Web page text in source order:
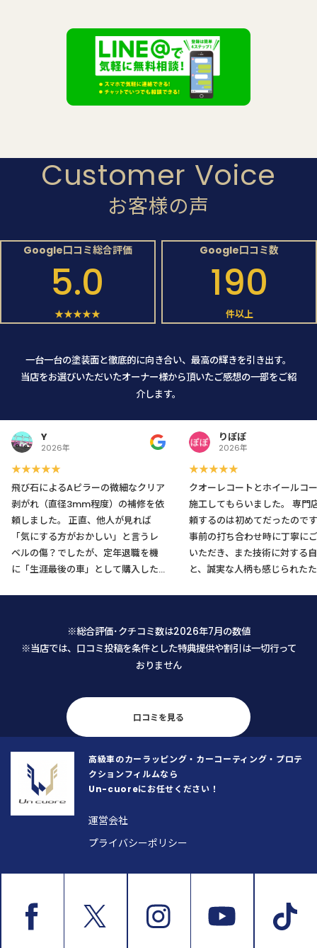
Customer Voice
お客様の声
Google口コミ総合評価
5.0
★★★★★
Google口コミ数
190
件以上
一台一台の塗装面と徹底的に向き合い、最高の輝きを引き出す。
当店をお選びいただいたオーナー様から頂いたご感想の一部をご紹
介します。
Y
2026年
★★★★★
飛び石によるAピラーの微細なクリア
剥がれ（直径3mm程度）の補修を依
頼しました。 正直、他人が見れば
「気にする方がおかしい」と言うレ
ベルの傷？でしたが、定年退職を機
に「生涯最後の車」として購入した
い内容にもかかわらず代表の馬場さ
んから迅速かつ丁寧な返信を頂戴
し、まずそこで安心致しました。 予
気にし、何にこだわっているのか」
を正確に把握するために、本当に誠
実に話を聞いてくださいました。
間、不安な気持ちがスッと消えとて
も安心したと同時に、顧客の要望や
こだわりを真摯にヒアリングし正確
に把握することがいかに大切か、こ
の歳になって若い馬場さんから改め
て学ばせて頂いた次第です。 そし
く素晴らしい状態に仕上げてくださ
いました。 馬場さんの対応は終始一
りぽぽ
2026年
★★★★★
クオーレコートとホイールコ
施工してもらいました。 専門店に依
頼するのは初めてだったので
事前の打ち合わせ時に丁寧に
いただき、また技術に対する
と、誠実な人柄も感じられた
の乗車が楽しくなりそうです。
※総合評価･クチコミ数は2026年7月の数値
※当店では、口コミ投稿を条件とした特典提供や割引は一切行って
おりません
口コミを見る
高級車のカーラッピング・カーコーティング・プロテ
クションフィルムなら
Un-cuoreにお任せください！
運営会社
プライバシーポリシー